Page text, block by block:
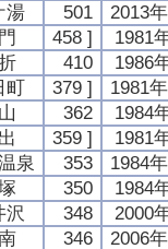
湯 501
2013
458 ]
1981
410
1986
町 379 ]
1981
362
1984
359 ]
1981
泉 353
1984
350
1984
沢 348
2000
346
2006